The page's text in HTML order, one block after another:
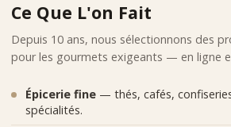
Ce Que L'on Fait
Depuis 10 ans, nous sélectionnons des
pour les gourmets exigeants — en ligne
Épicerie fine — thés, cafés,
spécialités.